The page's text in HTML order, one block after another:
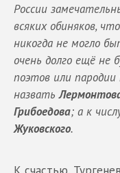
России
всяких обиняков,
никогда не могло
очень долго ещё не
поэтов или
назвать
Грибоедова; а к
Жуковского.